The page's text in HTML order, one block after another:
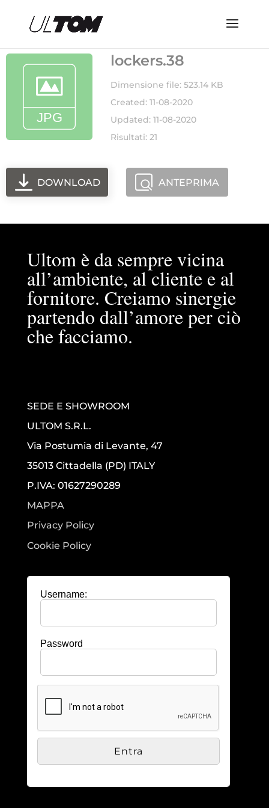
lockers.38
Dimensione file: 523.14 KB
Created: 11-08-2020
Updated: 11-08-2020
Risultati: 21
DOWNLOAD ANTEPRIMA
Ultom è da sempre vicina
all’ambiente, al cliente e al
fornitore. Creiamo sinergie
partendo dall’amore per ciò
che facciamo.
SEDE E SHOWROOM
ULTOM S.R.L.
Via Postumia di Levante, 47
35013 Cittadella (PD) ITALY
P.IVA: 01627290289
MAPPA
Privacy Policy
Cookie Policy
Username:
Password